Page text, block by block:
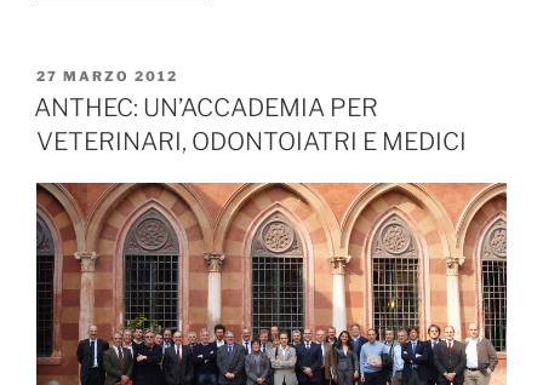
PUBBLICATO
IL
27 MARZO 2012
ANTHEC: UN’ACCADEMIA PER
VETERINARI, ODONTOIATRI E MEDICI